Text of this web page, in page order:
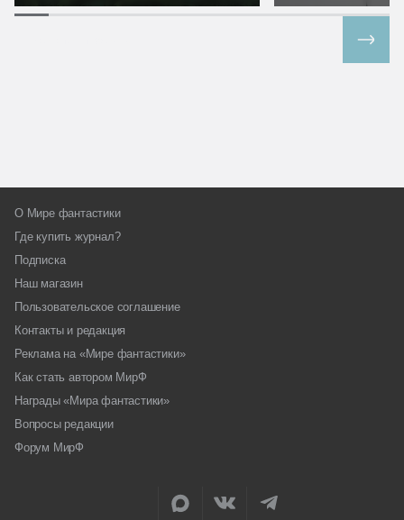
О Мире фантастики
Где купить журнал?
Подписка
Наш магазин
Пользовательское соглашение
Контакты и редакция
Реклама на «Мире фантастики»
Как стать автором МирФ
Награды «Мира фантастики»
Вопросы редакции
Форум МирФ